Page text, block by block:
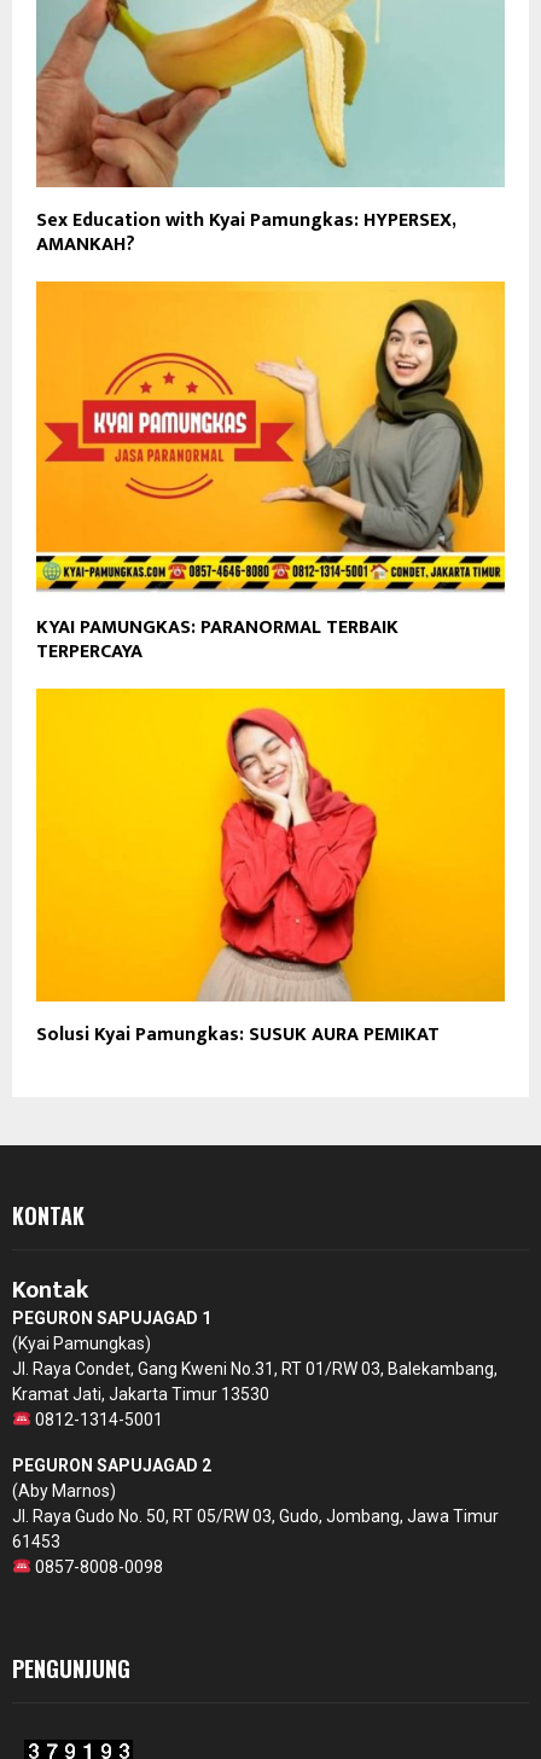
Sex Education with Kyai Pamungkas: HYPERSEX,
AMANKAH?
KYAI PAMUNGKAS: PARANORMAL TERBAIK
TERPERCAYA
Solusi Kyai Pamungkas: SUSUK AURA PEMIKAT
KONTAK
Kontak
PEGURON SAPUJAGAD 1
(Kyai Pamungkas)
Jl. Raya Condet, Gang Kweni No.31, RT 01/RW 03, Balekambang,
Kramat Jati, Jakarta Timur 13530
0812-1314-5001
PEGURON SAPUJAGAD 2
(Aby Marnos)
Jl. Raya Gudo No. 50, RT 05/RW 03, Gudo, Jombang, Jawa Timur
61453
0857-8008-0098
PENGUNJUNG